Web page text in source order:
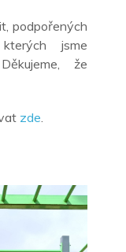
podpořených
jsme
že
zde